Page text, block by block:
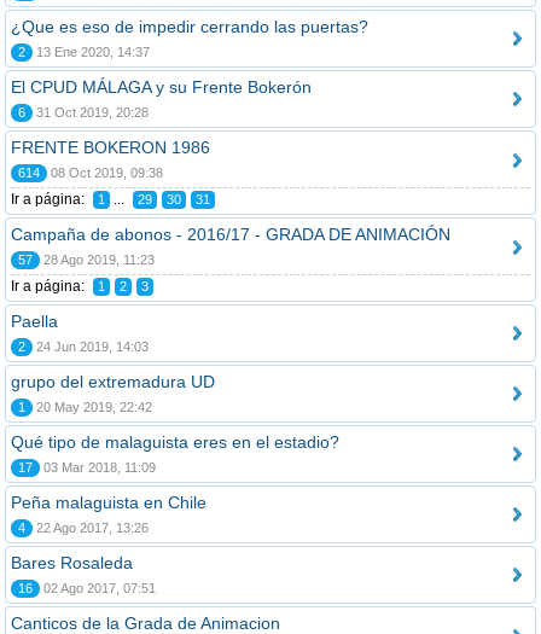
¿Que es eso de impedir cerrando las puertas?
2 13 Ene 2020, 14:37
El CPUD MÁLAGA y su Frente Bokerón
6 31 Oct 2019, 20:28
FRENTE BOKERON 1986
614 08 Oct 2019, 09:38
Ir a página: 1 ... 29 30 31
Campaña de abonos - 2016/17 - GRADA DE ANIMACIÓN
57 28 Ago 2019, 11:23
Ir a página: 1 2 3
Paella
2 24 Jun 2019, 14:03
grupo del extremadura UD
1 20 May 2019, 22:42
Qué tipo de malaguista eres en el estadio?
17 03 Mar 2018, 11:09
Peña malaguista en Chile
4 22 Ago 2017, 13:26
Bares Rosaleda
16 02 Ago 2017, 07:51
Canticos de la Grada de Animacion